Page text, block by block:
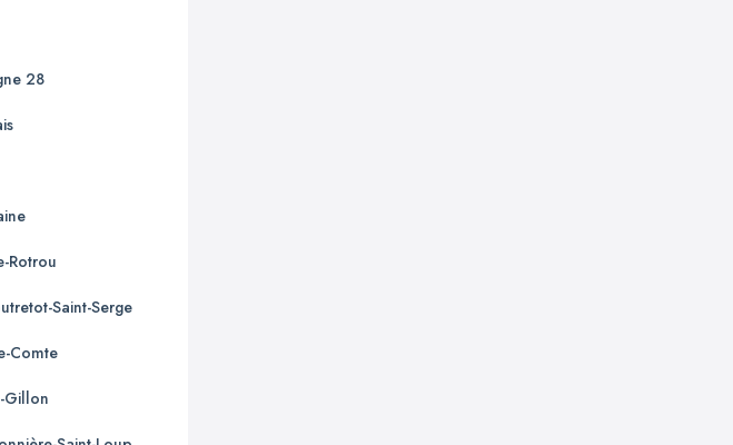
28
Rotrou
Saint-Serge
Comte
Gillon